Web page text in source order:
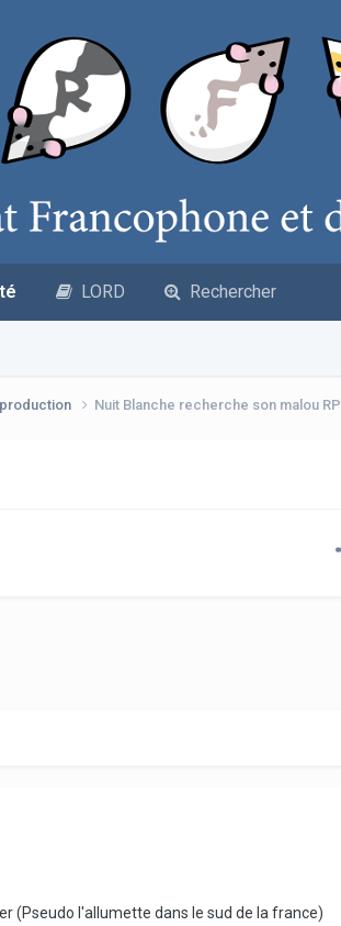
LORD Rechercher
Nuit Blanche recherche son malou RP
(Pseudo l'allumette dans le sud de la france)